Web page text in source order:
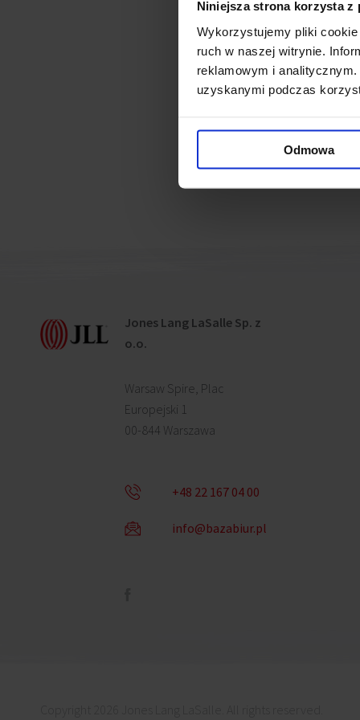
Niniejsza strona korzysta z
Wykorzystujemy pliki
ruch w naszej witrynie.
reklamowym i
uzyskanymi podczas
Odmowa
sqm of the retail and office
Connected
CEDET - construction
Jones Lang LaSalle Sp. z
o.o.
Warsaw Spire, Plac
Europejski 1
00-844 Warszawa
+48 22 167 04 00
info@bazabiur.pl